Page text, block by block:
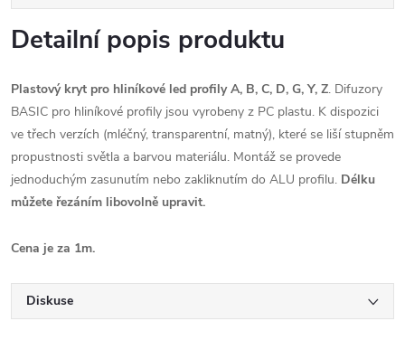
Detailní popis produktu
Plastový kryt pro hliníkové led profily A, B, C, D, G, Y, Z. Difuzory
BASIC pro hliníkové profily jsou vyrobeny z PC plastu. K dispozici
ve třech verzích (mléčný, transparentní, matný), které se liší stupněm
propustnosti světla a barvou materiálu. Montáž se provede
jednoduchým zasunutím nebo zakliknutím do ALU profilu. Délku
můžete řezáním libovolně upravit.
Cena je za 1m.
Diskuse